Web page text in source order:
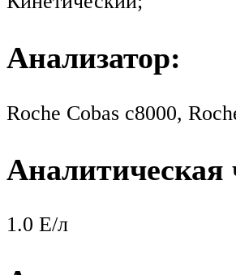
Анализатор:
Roche Cobas c8000,
Аналитическая
1.0 Е/л